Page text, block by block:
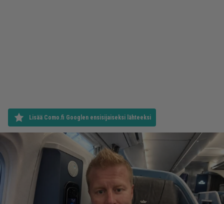
Lisää Como.fi Googlen ensisijaiseksi lähteeksi